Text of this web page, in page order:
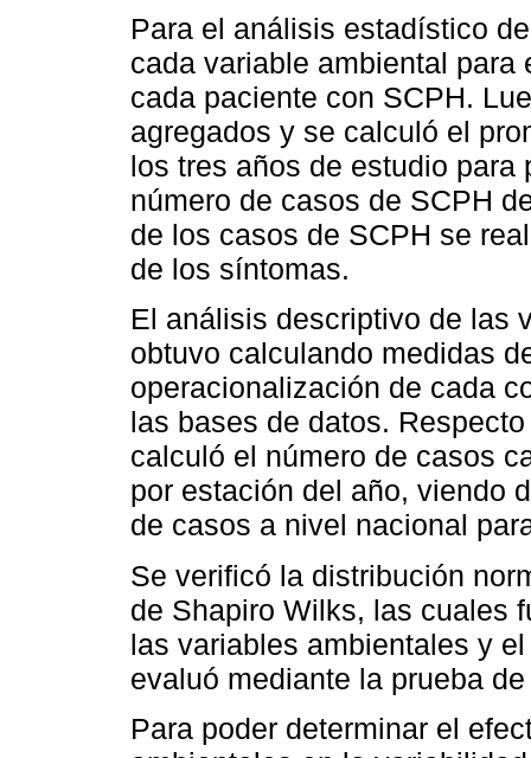
Para el análisis estadístico
cada variable ambiental
cada paciente con SCPH.
agregados y se calculó el
los tres años de estudio
número de casos de SCPH
de los casos de SCPH se
de los síntomas.
El análisis descriptivo de las
obtuvo calculando medidas
operacionalización de cada
las bases de datos.
calculó el número de casos
por estación del año, viendo
de casos a nivel nacional
Se verificó la distribución
de Shapiro Wilks, las cuales
las variables ambientales y
evaluó mediante la prueba
Para poder determinar el